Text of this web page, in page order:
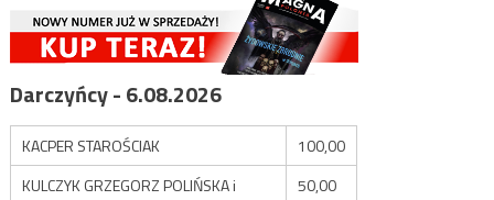
Darczyńcy - 6.08.2026
KACPER STAROŚCIAK
100,00
KULCZYK GRZEGORZ POLIŃSKA i
50,00